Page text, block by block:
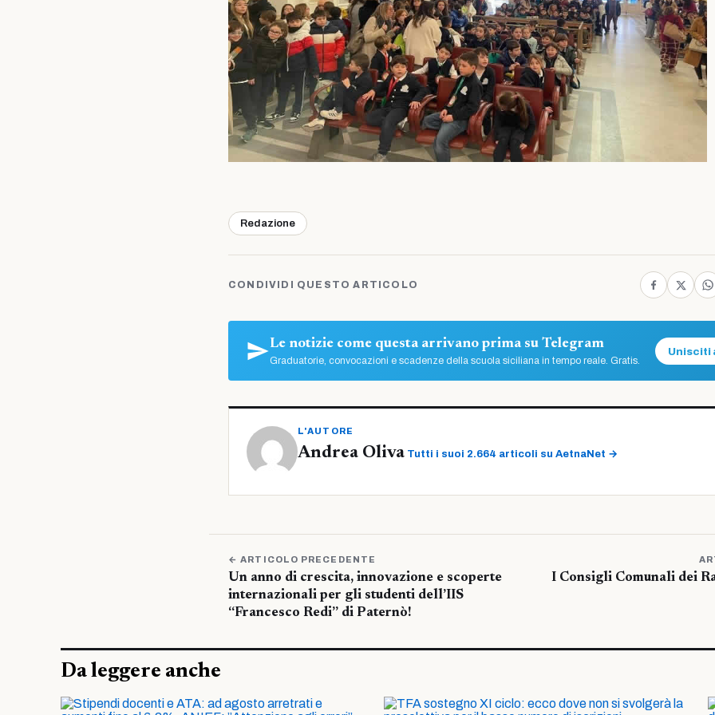
Redazione
CONDIVIDI QUESTO ARTICOLO
Le notizie come questa arrivano prima su Telegram
Graduatorie, convocazioni e scadenze della scuola siciliana in tempo reale. Gratis.
Unisciti
L'AUTORE
Andrea Oliva Tutti i suoi 2.664 articoli su AetnaNet →
← ARTICOLO PRECEDENTE
Un anno di crescita, innovazione e scoperte
internazionali per gli studenti dell’IIS
“Francesco Redi” di Paternò!
I Consigli Comunali dei
Da leggere anche